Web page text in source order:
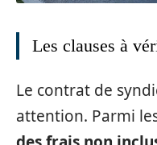
Les clauses à
Le contrat de
attention. Parmi